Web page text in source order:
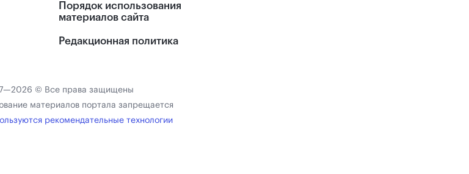
Порядок использования
материалов сайта
Редакционная политика
© Все права защищены
материалов портала запрещается
рекомендательные технологии